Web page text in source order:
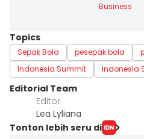
Business
Topics
Sepak Bola pesepak bola
Indonesia Summit
Indonesia
Editorial Team
Editor
Lea Lyliana
Tonton lebih seru di